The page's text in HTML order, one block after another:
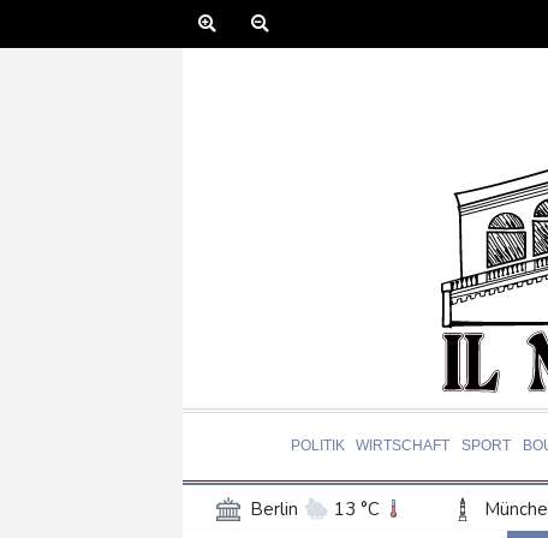
POLITIK WIRTSCHAFT SPORT
Berlin 13 °C